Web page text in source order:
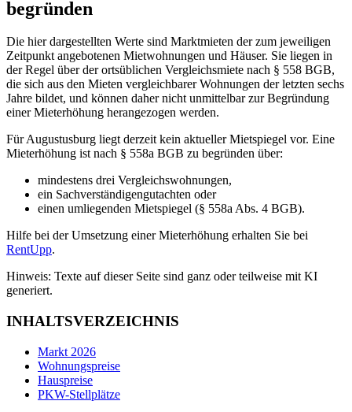
begründen
Die hier dargestellten Werte sind Marktmieten der zum jeweiligen
Zeitpunkt angebotenen Mietwohnungen und Häuser. Sie liegen in
der Regel über der ortsüblichen Vergleichsmiete nach § 558 BGB,
die sich aus den Mieten vergleichbarer Wohnungen der letzten sechs
Jahre bildet, und können daher nicht unmittelbar zur Begründung
einer Mieterhöhung herangezogen werden.
Für Augustusburg liegt derzeit kein aktueller Mietspiegel vor. Eine
Mieterhöhung ist nach § 558a BGB zu begründen über:
mindestens drei Vergleichswohnungen,
ein Sachverständigengutachten oder
einen umliegenden Mietspiegel (§ 558a Abs. 4 BGB).
Hilfe bei der Umsetzung einer Mieterhöhung erhalten Sie bei
RentUpp.
Hinweis: Texte auf dieser Seite sind ganz oder teilweise mit KI
generiert.
INHALTSVERZEICHNIS
Markt 2026
Wohnungspreise
Hauspreise
PKW-Stellplätze